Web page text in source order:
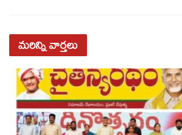
మరిన్నివార్తలు